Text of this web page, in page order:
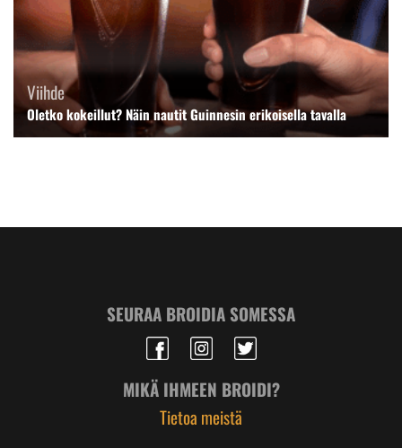
Viihde
Oletko kokeillut? Näin nautit Guinnesin erikoisella tavalla
SEURAA BROIDIA SOMESSA
MIKÄ IHMEEN BROIDI?
Tietoa meistä